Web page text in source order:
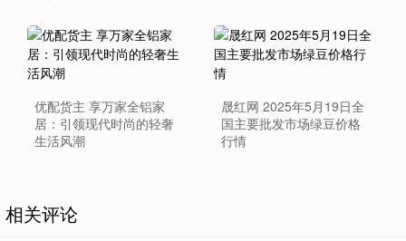
优配货主 享万家全铝家
居：引领现代时尚的轻奢
生活风潮
晟红网 2025年5月19日全
国主要批发市场绿豆价格
行情
相关评论